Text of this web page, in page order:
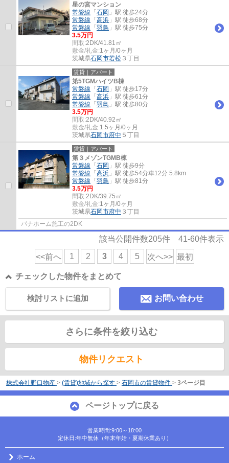
星の宮マンション
常磐線 「 石岡 」駅 徒歩24分
常磐線 「 高浜 」駅 徒歩68分
常磐線 「 羽鳥 」駅 徒歩75分
3.5万円
間取:2DK/41.81㎡
敷金/礼金:1ヶ月/0ヶ月
茨城県石岡市若松 ３丁目
賃貸｜アパート
第5TGMハイツB棟
常磐線 「 石岡 」駅 徒歩17分
常磐線 「 高浜 」駅 徒歩61分
常磐線 「 羽鳥 」駅 徒歩80分
3.5万円
間取:2DK/40.92㎡
敷金/礼金:1.5ヶ月/0ヶ月
茨城県石岡市府中 ５丁目
賃貸｜アパート
第３メゾンTGMB棟
常磐線 「 石岡 」駅 徒歩9分
常磐線 「 高浜 」駅 徒歩54分車12分 5.8km
常磐線 「 羽鳥 」駅 徒歩81分
3.5万円
間取:2DK/39.75㎡
敷金/礼金:1ヶ月/0ヶ月
茨城県石岡市府中 ３丁目
パナホーム施工の2DK
該当公開件数205件 41-60件表示
<<前へ 1 2 3 4 5 次へ>> 最初
チェックした物件をまとめて
お問い合わせ
検討リストに追加
さらに条件を絞り込む
物件リクエスト
株式会社野口物産 > (賃貸)地域から探す > 石岡市の賃貸物件 > 3ページ目
ページトップに戻る
営業時間:9:00～18:00
定休日:年中無休（年末年始・夏期休業あり）
ホーム